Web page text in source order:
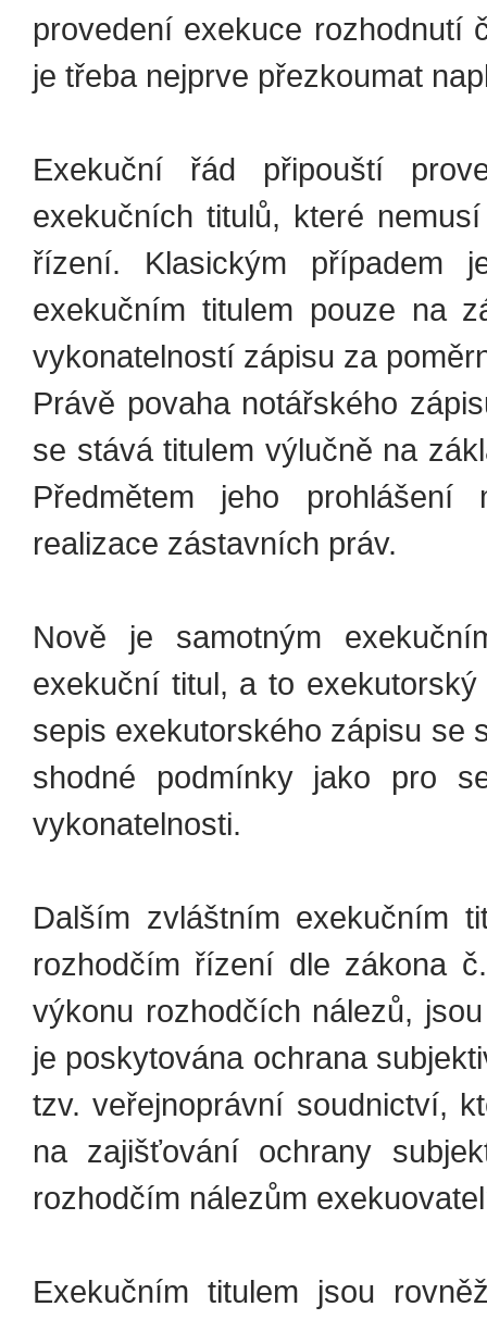
provedení exekuce rozhodnutí
je třeba nejprve přezkoumat
Exekuční řád připouští
exekučních titulů, které
řízení. Klasickým případem
exekučním titulem pouze na
vykonatelností zápisu za
Právě povaha notářského
se stává titulem výlučně na
Předmětem jeho
realizace zástavních práv.
Nově je samotným
exekuční titul, a to
sepis exekutorského zápisu se
shodné podmínky jako pro
vykonatelnosti.
Dalším zvláštním exekučním
rozhodčím řízení dle zákona
výkonu rozhodčích nálezů,
je poskytována ochrana
tzv. veřejnoprávní soudnictví,
na zajišťování ochrany
rozhodčím nálezům
Exekučním titulem jsou